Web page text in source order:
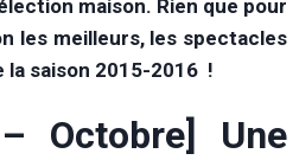
maison. Rien que pour
les meilleurs, les spectacles
saison 2015-2016 !
Octobre] Une